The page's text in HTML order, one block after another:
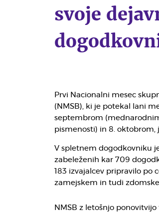
svoje
Prvi Nacionalni mesec
(NMSB), ki je potekal lani
septembrom
pismenosti) in 8. oktobrom,
V spletnem dogodkovniku
zabeleženih kar 709
183 izvajalcev pripravilo po
zamejskem in tudi
NMSB z letošnjo